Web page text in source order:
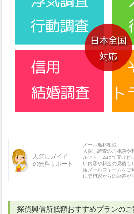
人探しガイド
の無料サポート
メール無料相談
人探し調査のご相談や
ルフォームにて受け付
い内容や料金の見積も
用メールフォームをご
に専門家からの返答が
探偵興信所低額おすすめプランのご